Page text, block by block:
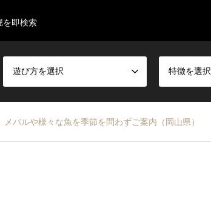
を即検索
遊び方を選択 特徴を選択
バルや様々な魚を季節を問わずご案内（岡山県）